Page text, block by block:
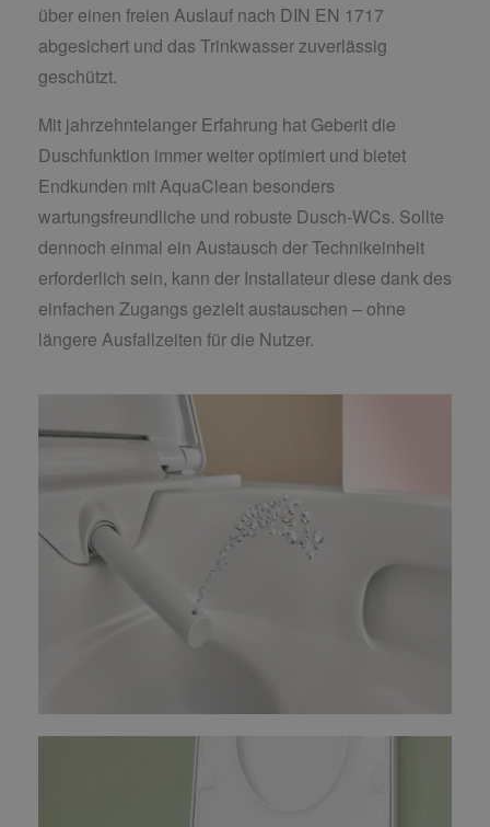
über einen freien Auslauf nach DIN EN 1717
abgesichert und das Trinkwasser zuverlässig
geschützt.
Mit jahrzehntelanger Erfahrung hat Geberit die
Duschfunktion immer weiter optimiert und bietet
Endkunden mit AquaClean besonders
wartungsfreundliche und robuste Dusch-WCs. Sollte
dennoch einmal ein Austausch der Technikeinheit
erforderlich sein, kann der Installateur diese dank des
einfachen Zugangs gezielt austauschen – ohne
längere Ausfallzeiten für die Nutzer.